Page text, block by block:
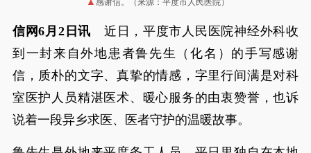
信网6月2日讯 近日，平度市人民医院神经外科收
到一封来自外地患者鲁先生（化名）的手写感谢
信，质朴的文字、真挚的情感，字里行间满是对科
室医护人员精湛医术、暖心服务的由衷赞誉，也诉
说着一段异乡求医、医者守护的温暖故事。